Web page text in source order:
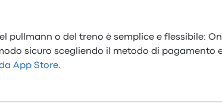
pullmann o del treno è semplice e flessibile:
sicuro scegliendo il metodo di pagamento
App Store.